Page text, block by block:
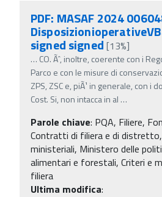
PDF: MASAF 2024
signed signed[13%]
… CO. Ãˆ, inoltre, coerente con i
Parco e con le misure di
ZPS, ZSC e, piÃ¹ in generale, con i
Cost. Si, non intacca in al …
Parole chiave: PQA, Filiere,
Contratti di filiera e di
ministeriali, Ministero delle
alimentari e forestali, Criteri e
filiera
Ultima modifica: